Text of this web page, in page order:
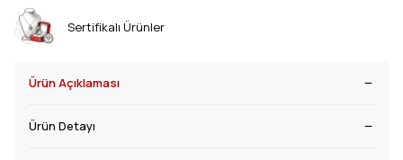
Sertifikalı Ürünler
Ürün Açıklaması
Ürün Detayı